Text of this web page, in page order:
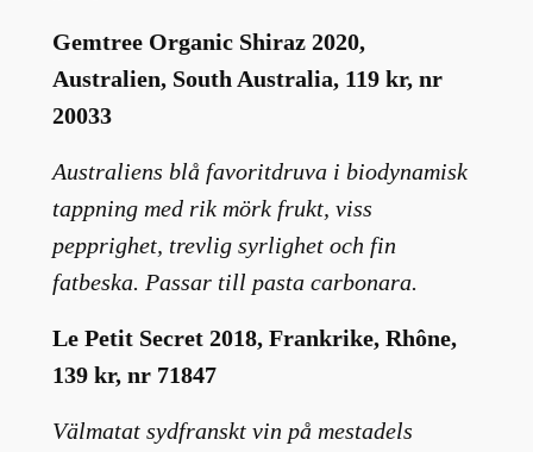
Gemtree Organic Shiraz 2020,
Australien, South Australia, 119 kr, nr
20033
Australiens blå favoritdruva i biodynamisk
tappning med rik mörk frukt, viss
pepprighet, trevlig syrlighet och fin
fatbeska. Passar till pasta carbonara.
Le Petit Secret 2018, Frankrike, Rhône,
139 kr, nr 71847
Välmatat sydfranskt vin på mestadels